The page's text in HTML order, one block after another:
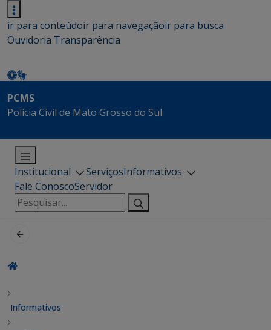
ir para conteúdoir para navegaçãoir para busca
Ouvidoria Transparência
PCMS
Polícia Civil de Mato Grosso do Sul
Institucional ServiçosInformativos
Fale ConoscoServidor
Pesquisar
por:
Informativos